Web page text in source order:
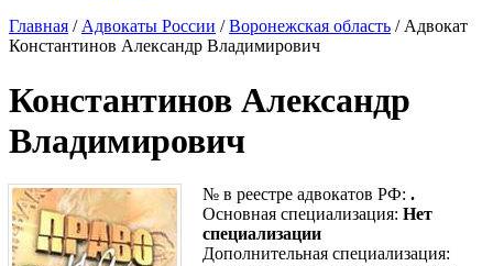
Главная / Адвокаты России /Воронежская область / Адвокат
Константинов Александр Владимирович
Константинов Александр
Владимирович
№ в реестре адвокатов РФ: .
Основная специализация: Нет
специализации
Дополнительная специализация: